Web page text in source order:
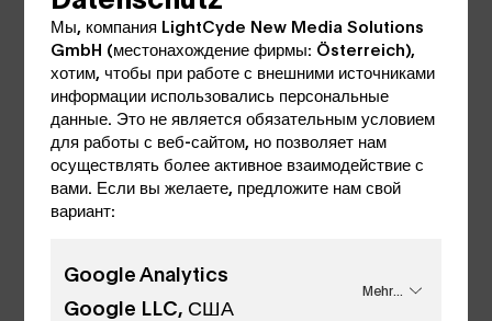
Соли Киани Фото: © Ева Келети
ДляОссиан - Бунтхудожник создал целый
комплекс новых работ, особенно работая в
области скульптуры с новыми материалами,
такими как веревка и бетон.Оссиан - Бунт
это мультимедийный проект, сочетающий в
рисунок, найденные кадры, коллаж, звук и
инсталляцию, но всегда отличающийся
Мы, компания LightCyde New Media Solutions
GmbH (местонахождение фирмы: Österreich),
хотим, чтобы при работе с внешними источниками
информации использовались персональные
данные. Это не является обязательным условием
для работы с веб-сайтом, но позволяет нам
осуществлять более активное взаимодействие с
вами. Если вы желаете, предложите нам свой
вариант:
Google Analytics
Google LLC, США
Mehr...